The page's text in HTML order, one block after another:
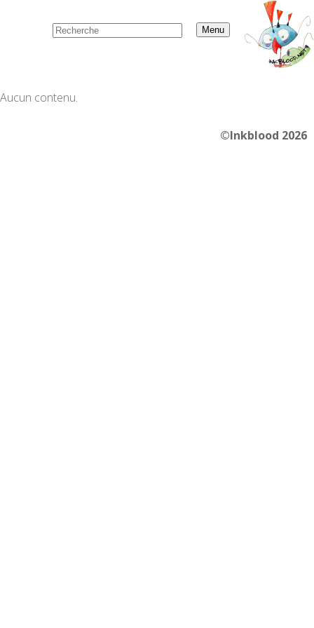
Menu
Aucun contenu.
©Inkblood 2026